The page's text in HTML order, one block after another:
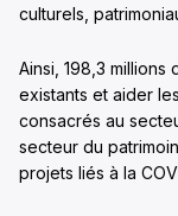
culturels,
Ainsi, 198,3
existants et aider
consacrés au
secteur du
projets liés à la